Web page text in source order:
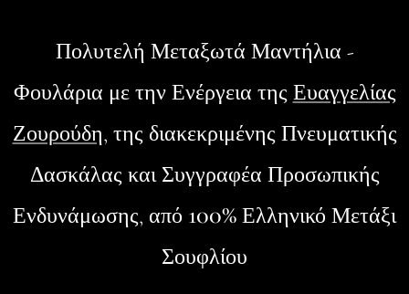
Πολυτελή Μεταξωτά Μαντήλια -
Φουλάρια με την Ενέργεια της Ευαγγελίας
Ζουρούδη, της διακεκριμένης Πνευματικής
Δασκάλας και Συγγραφέα Προσωπικής
Ενδυνάμωσης, από 100% Ελληνικό Μετάξι
Σουφλίου